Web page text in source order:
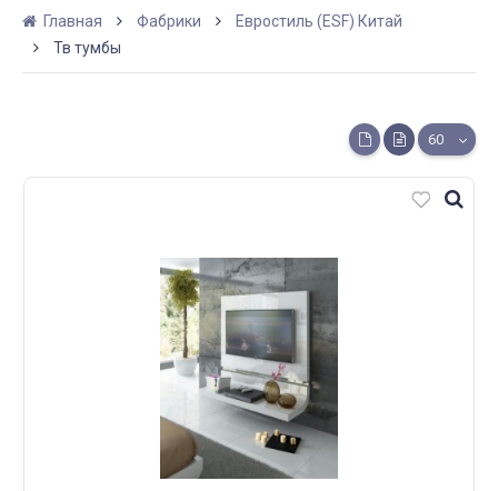
Главная Фабрики
Евростиль (ESF) Китай
Тв тумбы
60